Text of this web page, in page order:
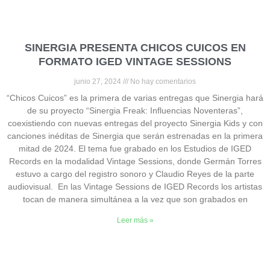
SINERGIA PRESENTA CHICOS CUICOS EN
FORMATO IGED VINTAGE SESSIONS
junio 27, 2024 No hay comentarios
“Chicos Cuicos” es la primera de varias entregas que Sinergia hará
de su proyecto “Sinergia Freak: Influencias Noventeras”,
coexistiendo con nuevas entregas del proyecto Sinergia Kids y con
canciones inéditas de Sinergia que serán estrenadas en la primera
mitad de 2024. El tema fue grabado en los Estudios de IGED
Records en la modalidad Vintage Sessions, donde Germán Torres
estuvo a cargo del registro sonoro y Claudio Reyes de la parte
audiovisual. En las Vintage Sessions de IGED Records los artistas
tocan de manera simultánea a la vez que son grabados en
Leer más »